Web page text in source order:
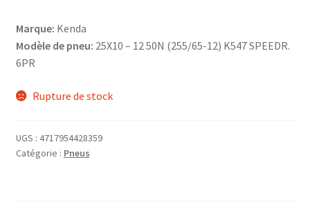
Marque: Kenda
Modèle de pneu: 25X10 – 12 50N (255/65-12) K547 SPEEDR.
6PR
Rupture de stock
UGS : 4717954428359
Catégorie : Pneus